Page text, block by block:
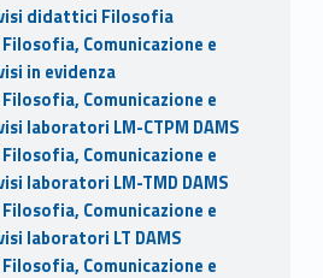
didattici Filosofia
Comunicazione e
in evidenza
Comunicazione e
laboratori LM-CTPM DAMS
Comunicazione e
laboratori LM-TMD DAMS
Comunicazione e
laboratori LT DAMS
Comunicazione e